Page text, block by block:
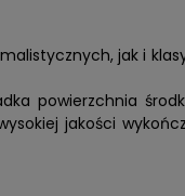
jak i
powierzchnia
jakości